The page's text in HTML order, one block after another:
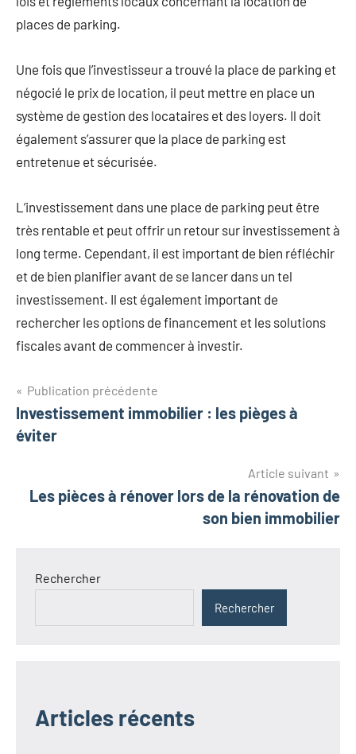
places de parking.
Une fois que l’investisseur a trouvé la place de parking et
négocié le prix de location, il peut mettre en place un
système de gestion des locataires et des loyers. Il doit
également s’assurer que la place de parking est
entretenue et sécurisée.
L’investissement dans une place de parking peut être
très rentable et peut offrir un retour sur investissement à
long terme. Cependant, il est important de bien réfléchir
et de bien planifier avant de se lancer dans un tel
investissement. Il est également important de
rechercher les options de financement et les solutions
fiscales avant de commencer à investir.
Navigation
de
Publication précédente
Investissement immobilier : les pièges à
éviter
Article suivant
Les pièces à rénover lors de la rénovation de
son bien immobilier
Rechercher
Rechercher
Articles récents